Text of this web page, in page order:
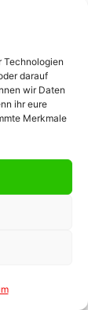
Technologien
darauf
wir Daten
ihr eure
Merkmale
oder
in
genaue
sich
Essen